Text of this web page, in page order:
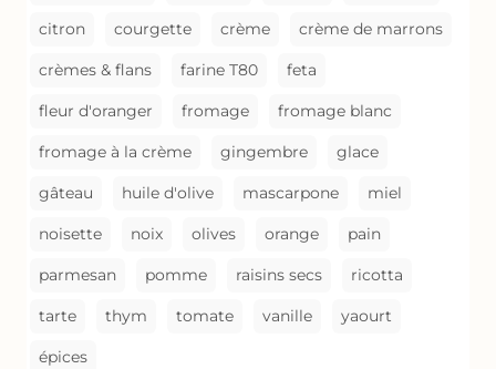
citron courgette crème crème de marrons
crèmes & flans farine T80 feta
fleur d'oranger fromage fromage blanc
fromage à la crème gingembre glace
gâteau huile d'olive mascarpone miel
noisette noix olives orange pain
parmesan pomme raisins secs ricotta
tarte thym tomate vanille yaourt
épices